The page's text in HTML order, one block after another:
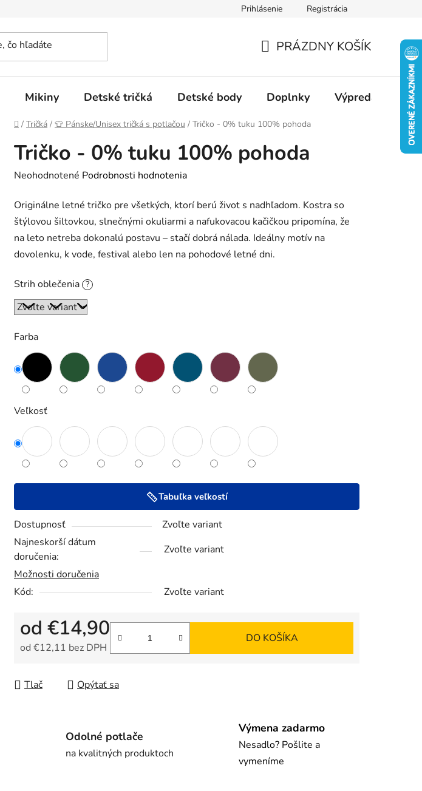
Veľkostné tabuľky Ako sa starať o textil
Prihlásenie Registrácia
KOŠÍK
PRÁZDNY KOŠÍK
Mikiny Detské tričká Detské body Doplnky Výpredaj
Domov
/ Tričká / 👕 Pánske/Unisex tričká s potlačou / Tričko - 0% tuku 100% pohoda
Tričko - 0% tuku 100% pohoda
Priemerné
produktu
je
0,0
z
hviezdičiek.
Neohodnotené Podrobnosti hodnotenia
Originálne letné tričko pre všetkých, ktorí berú život s nadhľadom. Kostra so
štýlovou šiltovkou, slnečnými okuliarmi a nafukovacou kačičkou pripomína, že
na leto netreba dokonalú postavu – stačí dobrá nálada. Ideálny motív na
dovolenku, k vode, festival alebo len na pohodové letné dni.
Strih oblečenia ?
Farba
Veľkosť
Tabuľka veľkostí
Dostupnosť
Zvoľte variant
Najneskorší dátum
doručenia:
Zvoľte variant
Možnosti doručenia
Kód:
Zvoľte variant
od €14,90
od €12,11 bez DPH
DO KOŠÍKA
Tlač Opýtať sa
Odolné potlače
na kvalitných produktoch
Výmena zadarmo
Nesadlo? Pošlite a
vymeníme